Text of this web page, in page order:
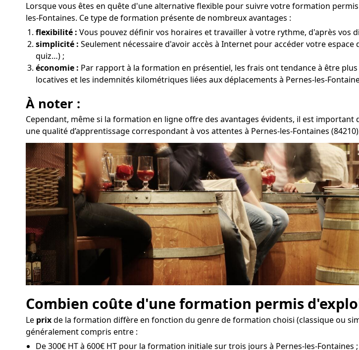
Lorsque vous êtes en quête d'une alternative flexible pour suivre votre formation
les-Fontaines. Ce type de formation présente de nombreux avantages :
flexibilité : Vous pouvez définir vos horaires et travailler à votre rythme, d'après vos
simplicité : Seulement nécessaire d'avoir accès à Internet pour accéder votre
quiz…) ;
économie : Par rapport à la formation en présentiel, les frais ont tendance à être
locatives et les indemnités kilométriques liées aux déplacements à Pernes-les-
À noter :
Cependant, même si la formation en ligne offre des avantages évidents, il est
une qualité d’apprentissage correspondant à vos attentes à Pernes-les-Fontaines
Combien coûte d'une formation permis
Le prixde la formation diffère en fonction du genre de formation choisi (classique ou
généralement compris entre :
De 300€ HT à 600€ HT pour la formation initiale sur trois jours à Pernes-les-Fontaines ;